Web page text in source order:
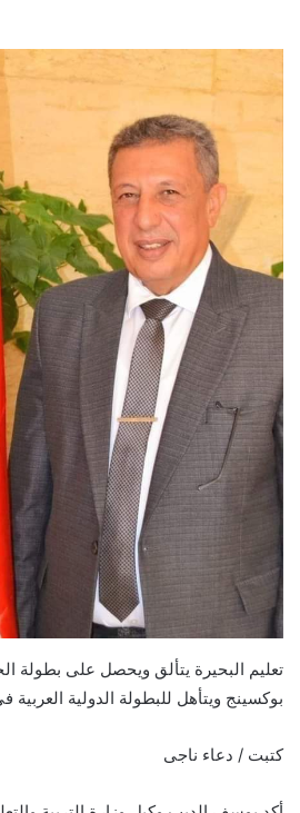
تعليم البحيرة يتألق ويحصل على بطولة
بوكسينج ويتأهل للبطولة الدولية العربية فى ١٨/ ١١/
كتبت / دعاء ناجى